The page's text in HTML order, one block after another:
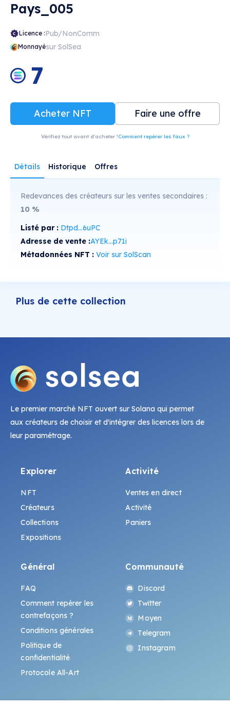
Pays_005
Licence :Pub/NonComm
Monnayésur SolSea
7
Acheter NFT Faire une offre
Vérifiez tout avant d'acheter !Comment repérer les faux ?
Détails Historique Offres
Redevances des créateurs sur les ventes secondaires :
10 %
Listé par : Dtpd...6uPC
Adresse de vente :AYEk...p71i
Métadonnées NFT : Voir sur SolScan
Plus de cette collection
Le premier marché NFT ouvert sur Solana qui permet
aux créateurs de choisir et d'intégrer des licences lors de
leur paramétrage.
Explorer
NFT
Créateurs
Collections
Expositions
Activité
Ventes en direct
Activité
Paniers
Général
FAQ
Comment repérer les
contrefaçons ?
Conditions générales
Politique de
confidentialité
Protocole All-Art
Communauté
Discord
Twitter
Moyen
Telegram
Instagram